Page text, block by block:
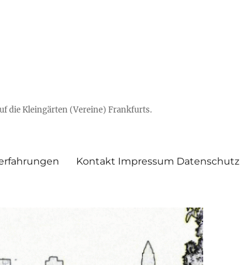
die Kleingärten (Vereine) Frankfurts.
Kontakt Impressum Datenschutz